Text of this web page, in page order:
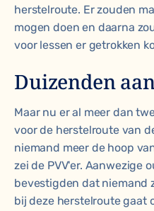
herstelroute. Er zouden
mogen doen en daarna
voor lessen er getrokken
Duizenden
Maar nu er al meer dan
voor de herstelroute van
niemand meer de hoop
zei de PVV'er. Aanwezige
bevestigden dat niemand
bij deze herstelroute gaat